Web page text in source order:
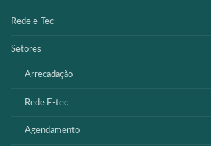
Rede e-Tec
Setores
Arrecadação
Rede E-tec
Agendamento